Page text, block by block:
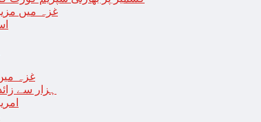
غزہ میں مزید 10 اسرائیلی فوجی ہلاک؛ 2 یرغمالی فوجیوں کی لاشیں
غزہ میں جتنے
18 ہزار سے